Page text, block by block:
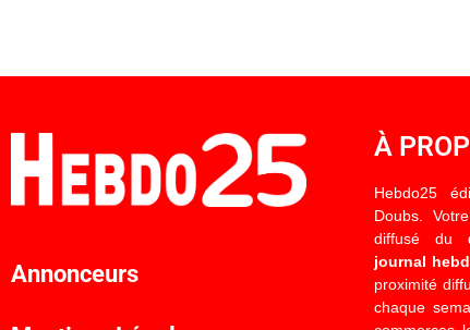
Annonceurs
À
Hebdo25
Doubs. Votre
diffusé du
journal
proximité
chaque